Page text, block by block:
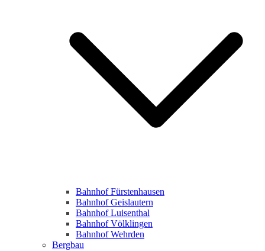
Bahnhof Fürstenhausen
Bahnhof Geislautern
Bahnhof Luisenthal
Bahnhof Völklingen
Bahnhof Wehrden
Bergbau